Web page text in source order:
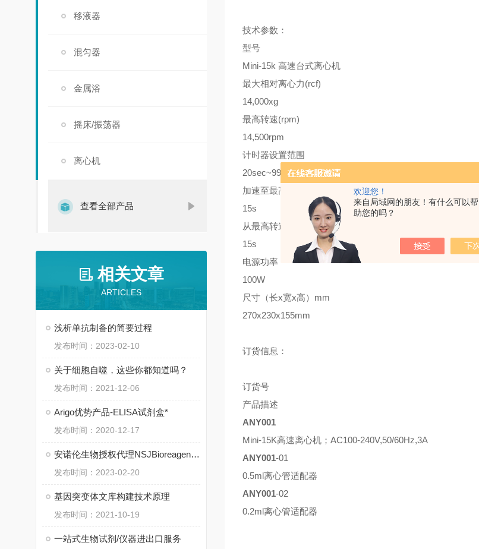
欢迎您！
来自局域网的朋友！有什么可以帮
助您的吗？
移液器
混匀器
金属浴
摇床/振荡器
离心机
查看全部产品
相关文章
ARTICLES
浅析单抗制备的简要过程
发布时间：2023-02-10
关于细胞自噬，这些你都知道吗？
发布时间：2021-12-06
Arigo优势产品-ELISA试剂盒*
发布时间：2020-12-17
安诺伦生物授权代理NSJBioreagents品牌产品——单克隆抗体
发布时间：2023-02-20
基因突变体文库构建技术原理
发布时间：2021-10-19
一站式生物试剂/仪器进出口服务
技术参数：
型号
Mini-15k 高速台式离心机
最大相对离心力(rcf)
14,000xg
最高转速(rpm)
14,500rpm
计时器设置范围
20sec~99min
加速至最高转速的时间
15s
从最高转速减速的时间
15s
电源功率
100W
尺寸（长x宽x高） mm
270x230x155mm
订货信息：
订货号
产品描述
ANY001
Mini-15K高速离心机； AC100-240V,50/60Hz,3A
ANY001-01
0.5ml离心管适配器
ANY001-02
0.2ml离心管适配器